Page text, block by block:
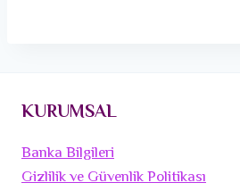
KURUMSAL
Banka Bilgileri
Gizlilik ve Güvenlik Politikası